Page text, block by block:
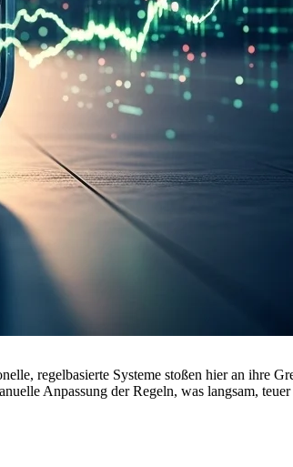
regelbasierte Systeme stoßen hier an ihre
Anpassung der Regeln, was langsam,